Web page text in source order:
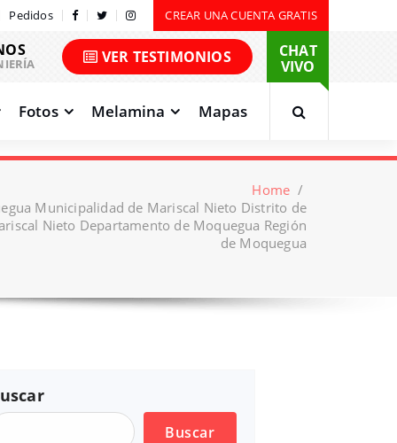
Pedidos CREAR UNA CUENTA GRATIS
VER TESTIMONIOS
CHAT
VIVO
Fotos Melamina Mapas
Home /
Municipalidad de Mariscal Nieto Distrito de
Nieto Departamento de Moquegua Región
de Moquegua
Buscar